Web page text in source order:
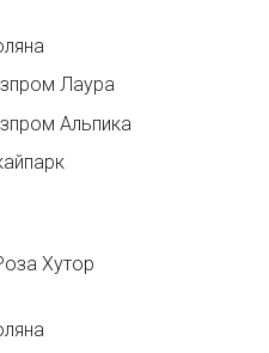
Лаура
Альпика
Хутор